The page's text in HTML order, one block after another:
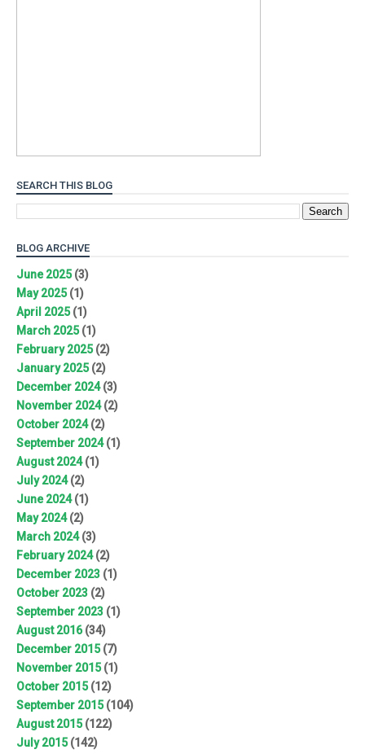
SEARCH THIS BLOG
BLOG ARCHIVE
June 2025(3)
May 2025(1)
April 2025(1)
March 2025(1)
February 2025(2)
January 2025(2)
December 2024(3)
November 2024(2)
October 2024(2)
September 2024(1)
August 2024(1)
July 2024(2)
June 2024(1)
May 2024(2)
March 2024(3)
February 2024(2)
December 2023 (1)
October 2023 (2)
September 2023 (1)
August 2016(34)
December 2015(7)
November 2015(1)
October 2015(12)
September 2015(104)
August 2015(122)
July 2015(142)